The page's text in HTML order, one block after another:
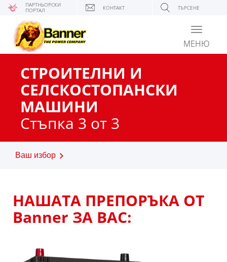
ПАРТНЬОРСКИ
ПОРТАЛ КОНТАКТ ТЪРСЕНЕ
Toggle
МЕНЮ
СТРОИТЕЛНИ И
СЕЛСКОСТОПАНСКИ
МАШИНИ
Стъпка 3 от 3
Ваш избор
НАШАТА ПРЕПОРЪКА ОТ
Banner ЗА ВАС: